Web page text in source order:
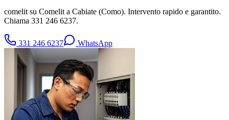
comelit su Comelit a Cabiate (Como). Intervento rapido e garantito.
Chiama 331 246 6237.
331 246 6237 WhatsApp